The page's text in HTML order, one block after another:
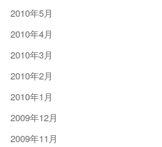
2010年5月
2010年4月
2010年3月
2010年2月
2010年1月
2009年12月
2009年11月